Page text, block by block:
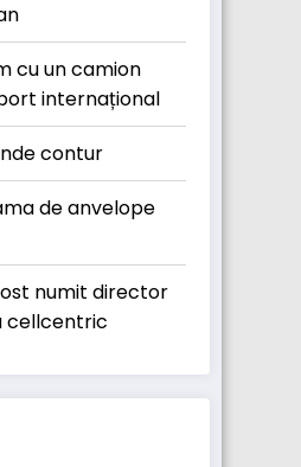
cu un camion
internațional
contur
de anvelope
numit director
cellcentric